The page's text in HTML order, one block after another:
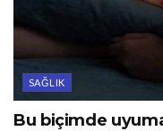
SAĞLIK
Bu biçimde